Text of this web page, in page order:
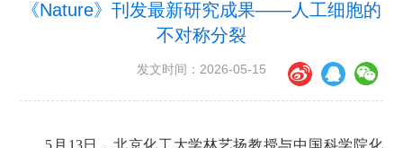
《Nature》刊发最新研究成果——人工细胞的
不对称分裂
发文时间：2026-05-15